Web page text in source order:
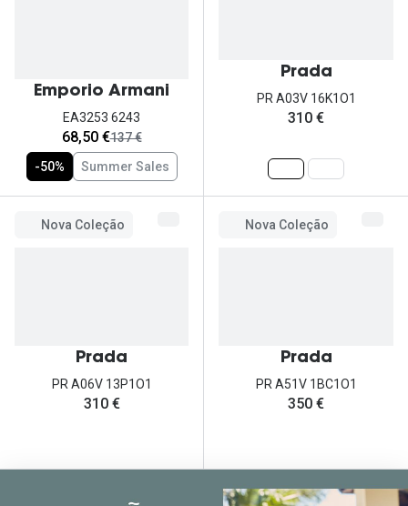
Emporio Armani
EA3253 6243
agora:
68,50 €era:
137 €
-50%
Summer Sales
Prada
PR A03V 16K1O1
310 €
Nova Coleção
Prada
PR A06V 13P1O1
310 €
Nova Coleção
Prada
PR A51V 1BC1O1
350 €